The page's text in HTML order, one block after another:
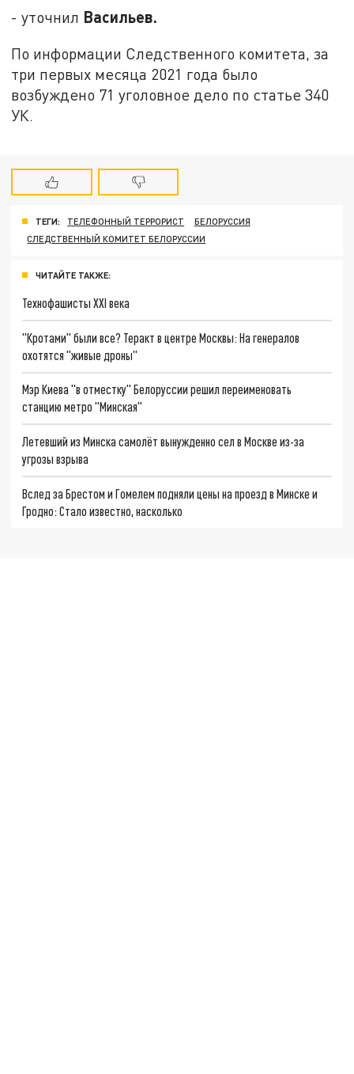
- уточнил Васильев.
По информации Следственного комитета, за
три первых месяца 2021 года было
возбуждено 71 уголовное дело по статье 340
УК.
ТЕГИ: ТЕЛЕФОННЫЙ ТЕРРОРИСТ
БЕЛОРУССИЯ
СЛЕДСТВЕННЫЙ КОМИТЕТ БЕЛОРУССИИ
ЧИТАЙТЕ ТАКЖЕ:
Технофашисты XXI века
"Кротами" были все? Теракт в центре Москвы: На генералов
охотятся "живые дроны"
Мэр Киева "в отместку" Белоруссии решил переименовать
станцию метро "Минская"
Летевший из Минска самолёт вынужденно сел в Москве из-за
угрозы взрыва
Вслед за Брестом и Гомелем подняли цены на проезд в Минске и
Гродно: Стало известно, насколько